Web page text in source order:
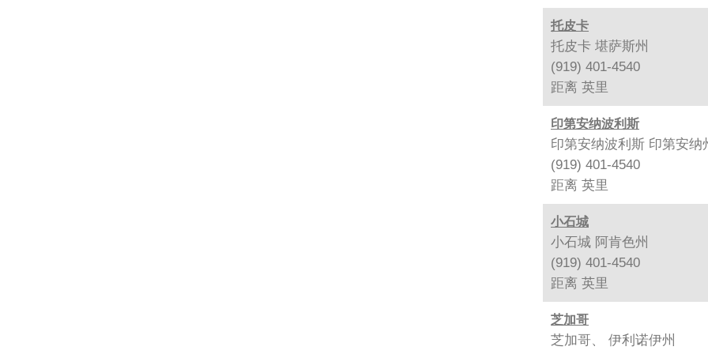
托皮卡
托皮卡 堪萨斯州
(919) 401-4540
距离 英里
印第安纳波利斯
印第安纳波利斯 印第安纳
(919) 401-4540
距离 英里
小石城
小石城 阿肯色州
(919) 401-4540
距离 英里
芝加哥
芝加哥、 伊利诺伊州